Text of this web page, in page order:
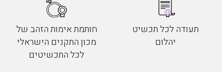
תעודה לכל תכשיט
יהלום
חותמת אימות הזהב של
מכון התקנים הישראלי
לכל התכשיטים